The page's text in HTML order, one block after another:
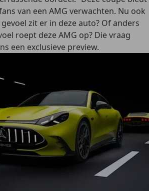
van een AMG verwachten. Nu ook
zit er in deze auto? Of anders
roept deze AMG op? Die vraag
een exclusieve preview.